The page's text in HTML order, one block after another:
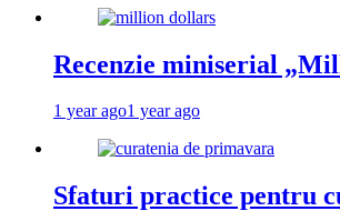
Recenzie miniserial
1 year ago1 year ago
Sfaturi practice pentru